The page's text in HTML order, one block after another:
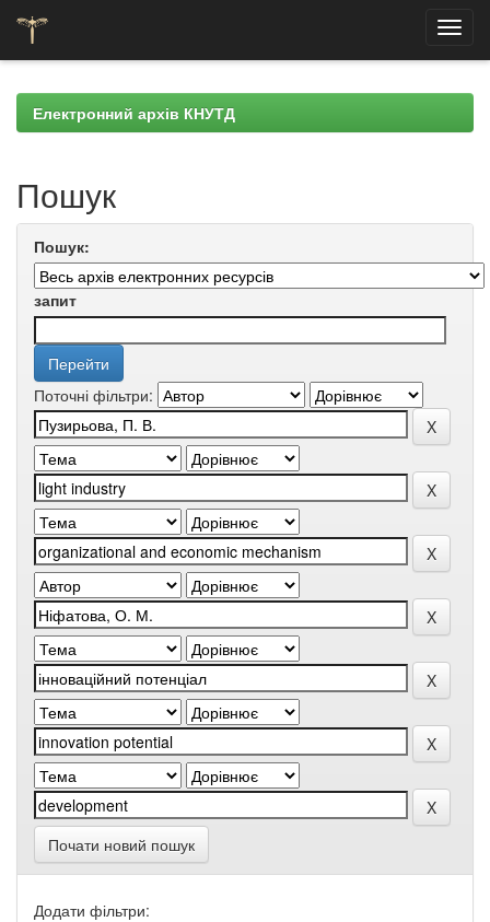
navigationЕлектронний архів КНУТД
Пошук
Пошук:
запит
Поточні фільтри:
Почати новий пошук
Додати фільтри: